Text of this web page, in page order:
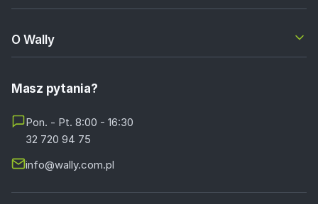
O Wally
Masz pytania?
Pon. - Pt. 8:00 - 16:30
32 720 94 75
info@wally.com.pl